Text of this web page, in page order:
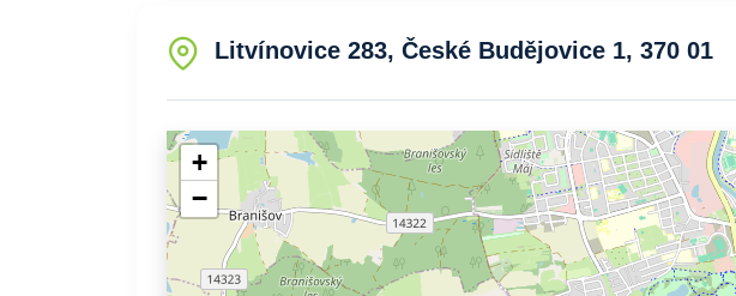
Litvínovice 283, České Budějovice 1, 370 01
+
−